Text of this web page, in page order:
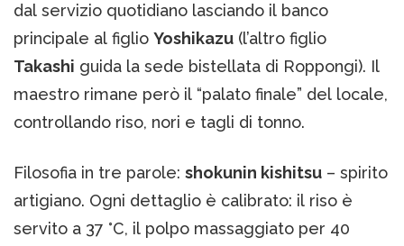
dal servizio quotidiano lasciando il banco
principale al figlio Yoshikazu (l’altro figlio
Takashi guida la sede bistellata di Roppongi). Il
maestro rimane però il “palato finale” del locale,
controllando riso, nori e tagli di tonno.
Filosofia in tre parole: shokunin kishitsu – spirito
artigiano. Ogni dettaglio è calibrato: il riso è
servito a 37 °C, il polpo massaggiato per 40